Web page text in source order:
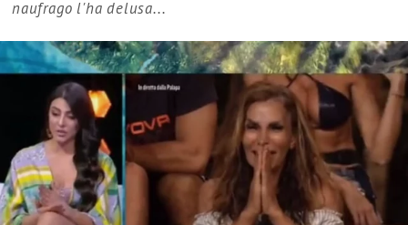
naufrago l'ha delusa...